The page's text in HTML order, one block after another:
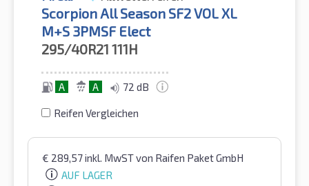
Scorpion All Season SF2 VOL XL
M+S 3PMSF Elect
295/40R21 111H
A A 72 dB
Reifen Vergleichen
€ 289,57inkl. MwSTvon Raifen Paket GmbH
AUF LAGER